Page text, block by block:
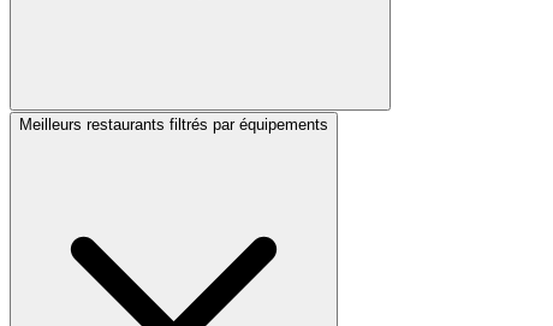
Meilleurs restaurants filtrés par équipements